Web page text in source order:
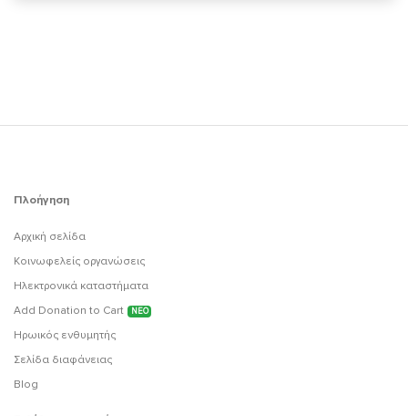
Πλοήγηση
Αρχική σελίδα
Κοινωφελείς οργανώσεις
Ηλεκτρονικά καταστήματα
Add Donation to Cart
ΝΕΟ
Ηρωικός ενθυμητής
Σελίδα διαφάνειας
Blog